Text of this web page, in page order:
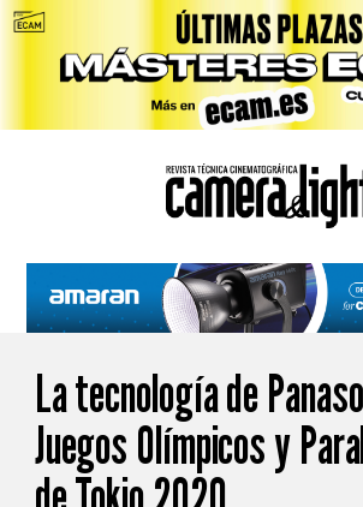
La tecnología de
Juegos Olímpicos y